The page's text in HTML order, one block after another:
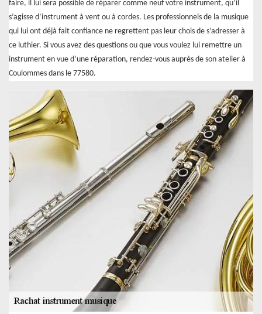
faire, il lui sera possible de réparer comme neuf votre instrument, qu’il
s’agisse d’instrument à vent ou à cordes. Les professionnels de la musique
qui lui ont déjà fait confiance ne regrettent pas leur chois de s’adresser à
ce luthier. Si vous avez des questions ou que vous voulez lui remettre un
instrument en vue d’une réparation, rendez-vous auprès de son atelier à
Coulommes dans le 77580.